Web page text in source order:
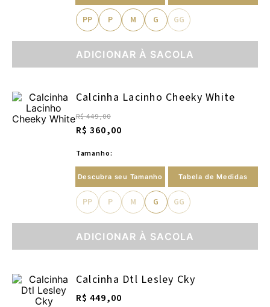
PP P M G GG
ADICIONAR À SACOLA
Calcinha Lacinho Cheeky White
R$ 449,00
R$ 360,00
Tamanho:
Descubra seu Tamanho Tabela de Medidas
PP P M G GG
ADICIONAR À SACOLA
Calcinha Dtl Lesley Cky
R$ 449,00